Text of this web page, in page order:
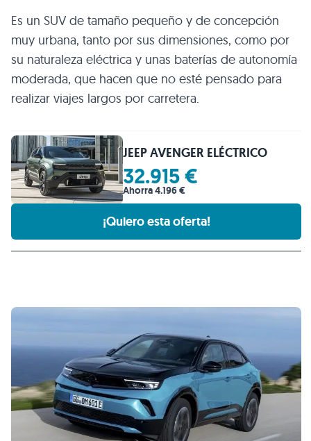
Es un SUV de tamaño pequeño y de concepción
muy urbana, tanto por sus dimensiones, como por
su naturaleza eléctrica y unas baterías de autonomía
moderada, que hacen que no esté pensado para
realizar viajes largos por carretera.
JEEP AVENGER ELÉCTRICO
32.915 €
Ahorra 4.196 €
¡Quiero esta oferta!